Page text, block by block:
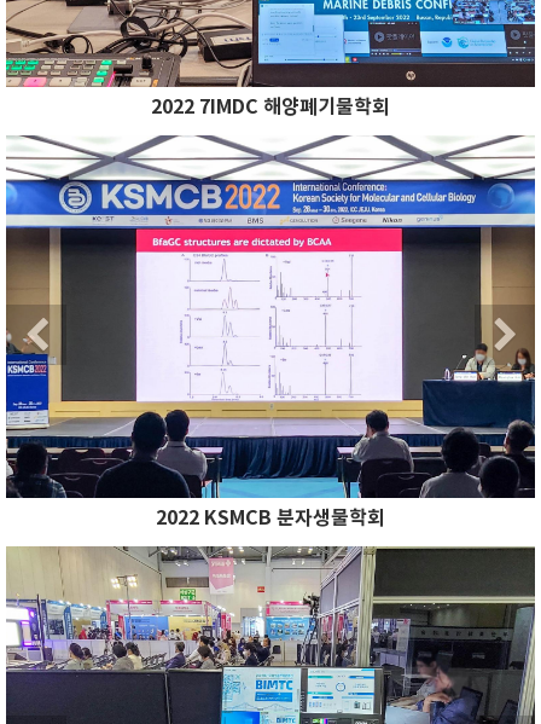
2022 7IMDC 해양폐기물학회
Previous
Previous
2022 KSMCB 분자생물학회
Previous